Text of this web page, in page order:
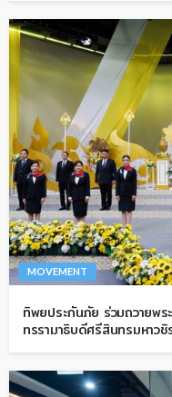
MOVEMENT
ทิพยประกันภัย ร่วมถวายพร
ทรรามาธิบดีศรีสินทรมหาวชิ